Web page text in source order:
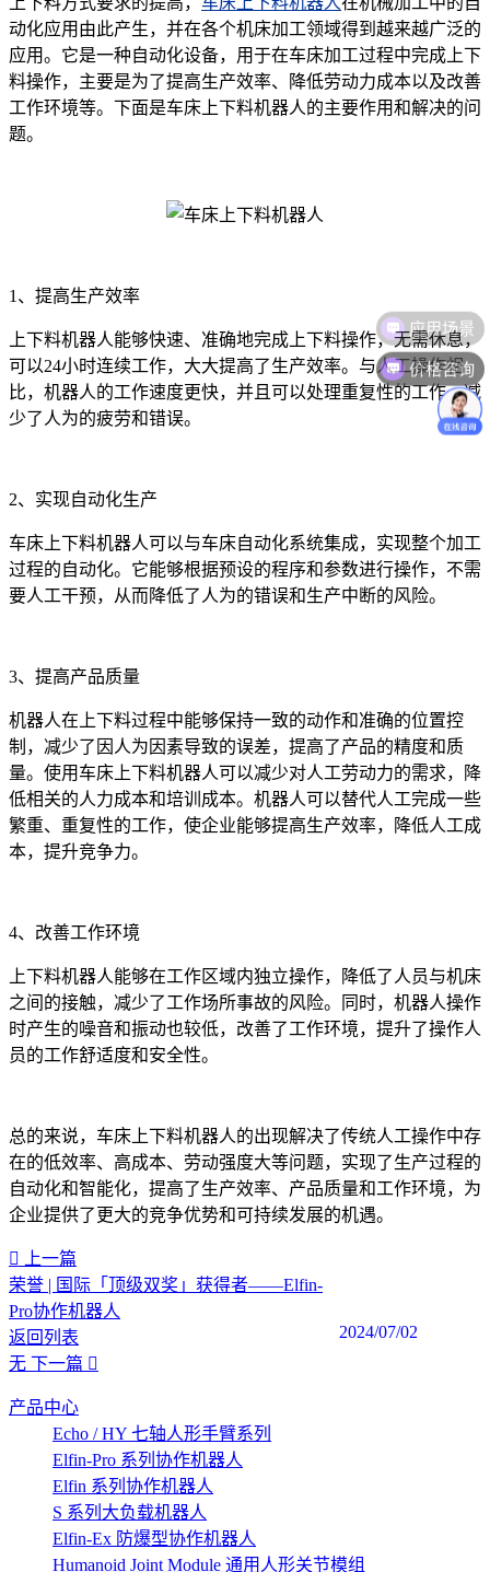
动化应用由此产生，并在各个机床加工领域得到越来越广泛的
应用。它是一种自动化设备，用于在车床加工过程中完成上下
料操作，主要是为了提高生产效率、降低劳动力成本以及改善
工作环境等。下面是车床上下料机器人的主要作用和解决的问
题。
1、提高生产效率
上下料机器人能够快速、准确地完成上下料操作，无需休息，
可以24小时连续工作，大大提高了生产效率。与人工操作相
比，机器人的工作速度更快，并且可以处理重复性的工作，减
少了人为的疲劳和错误。
2、实现自动化生产
车床上下料机器人可以与车床自动化系统集成，实现整个加工
过程的自动化。它能够根据预设的程序和参数进行操作，不需
要人工干预，从而降低了人为的错误和生产中断的风险。
3、提高产品质量
机器人在上下料过程中能够保持一致的动作和准确的位置控
制，减少了因人为因素导致的误差，提高了产品的精度和质
量。使用车床上下料机器人可以减少对人工劳动力的需求，降
低相关的人力成本和培训成本。机器人可以替代人工完成一些
繁重、重复性的工作，使企业能够提高生产效率，降低人工成
本，提升竞争力。
4、改善工作环境
上下料机器人能够在工作区域内独立操作，降低了人员与机床
之间的接触，减少了工作场所事故的风险。同时，机器人操作
时产生的噪音和振动也较低，改善了工作环境，提升了操作人
员的工作舒适度和安全性。
总的来说，车床上下料机器人的出现解决了传统人工操作中存
在的低效率、高成本、劳动强度大等问题，实现了生产过程的
自动化和智能化，提高了生产效率、产品质量和工作环境，为
企业提供了更大的竞争优势和可持续发展的机遇。‍
上一篇
荣誉 | 国际「顶级双奖」获得者——Elfin-
Pro协作机器人
2024/07/02
返回列表
无 下一篇
产品中心
Echo / HY 七轴人形手臂系列
Elfin-Pro 系列协作机器人
Elfin 系列协作机器人
S 系列大负载机器人
Elfin-Ex 防爆型协作机器人
Humanoid Joint Module 通用人形关节模组
应用场景
价格咨询